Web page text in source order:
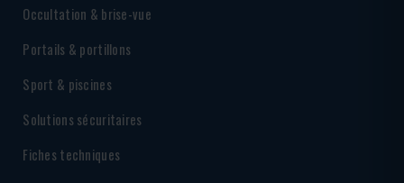
Occultation & brise-vue
Portails & portillons
Sport & piscines
Solutions sécuritaires
Fiches techniques